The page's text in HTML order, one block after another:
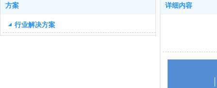
方案
行业解决方案
详细内容